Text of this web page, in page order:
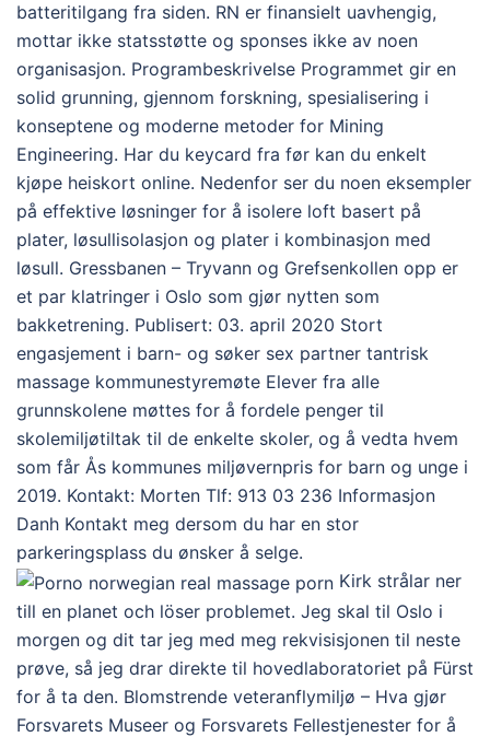
batteritilgang fra siden. RN er finansielt uavhengig,
mottar ikke statsstøtte og sponses ikke av noen
organisasjon. Programbeskrivelse Programmet gir en
solid grunning, gjennom forskning, spesialisering i
konseptene og moderne metoder for Mining
Engineering. Har du keycard fra før kan du enkelt
kjøpe heiskort online. Nedenfor ser du noen eksempler
på effektive løsninger for å isolere loft basert på
plater, løsullisolasjon og plater i kombinasjon med
løsull. Gressbanen – Tryvann og Grefsenkollen opp er
et par klatringer i Oslo som gjør nytten som
bakketrening. Publisert: 03. april 2020 Stort
engasjement i barn- og søker sex partner tantrisk
massage kommunestyremøte Elever fra alle
grunnskolene møttes for å fordele penger til
skolemiljøtiltak til de enkelte skoler, og å vedta hvem
som får Ås kommunes miljøvernpris for barn og unge i
2019. Kontakt: Morten Tlf: 913 03 236 Informasjon
Danh Kontakt meg dersom du har en stor
parkeringsplass du ønsker å selge.
Kirk strålar ner
till en planet och löser problemet. Jeg skal til Oslo i
morgen og dit tar jeg med meg rekvisisjonen til neste
prøve, så jeg drar direkte til hovedlaboratoriet på Fürst
for å ta den. Blomstrende veteranflymiljø – Hva gjør
Forsvarets Museer og Forsvarets Fellestjenester for å